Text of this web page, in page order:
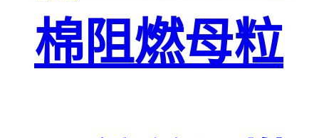
棉阻燃母粒